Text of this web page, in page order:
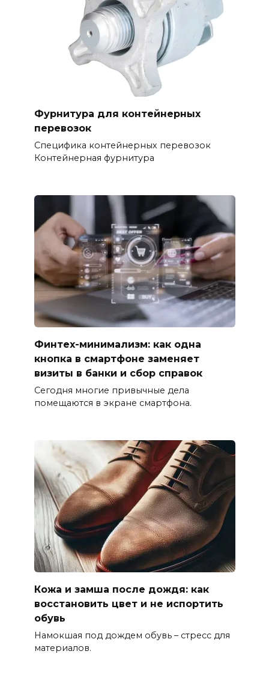
Фурнитура для контейнерных
перевозок
Специфика контейнерных перевозок
Контейнерная фурнитура
Финтех-минимализм: как одна
кнопка в смартфоне заменяет
визиты в банки и сбор справок
Сегодня многие привычные дела
помещаются в экране смартфона.
Кожа и замша после дождя: как
восстановить цвет и не испортить
обувь
Намокшая под дождем обувь – стресс для
материалов.